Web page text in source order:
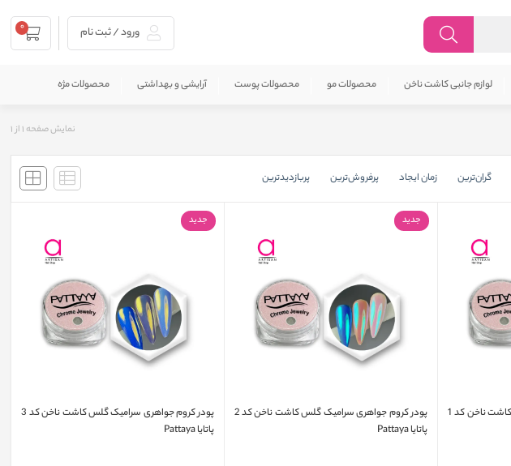
ورود / ثبت نام 0
لوازم جانبی کاشت ناخن محصولات مو محصولات پوست آرایشی و بهداشتی محصولات مژه
نمایش صفحه 1از1
گران‌ترین زمان ایجاد پرفروش‌ترین پربازدید‌ترین
پودر کروم جواهری سرامیک گلس کاشت ناخن کد 1
پودر کروم جواهری سرامیک گلس کاشت ناخن کد 2
پاتایا Pattaya
جدید
پودر کروم جواهری سرامیک گلس کاشت ناخن کد 3
پاتایا Pattaya
جدید